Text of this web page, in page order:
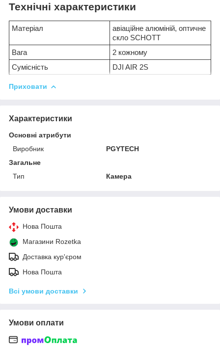
Технічні характеристики
Матеріал
авіаційне алюміній, оптичне
скло SCHOTT
Вага
2 кожному
Сумісність
DJI AIR 2S
Приховати
Характеристики
Основні атрибути
Виробник
PGYTECH
Загальне
Тип
Камера
Умови доставки
Нова Пошта
Магазини Rozetka
Доставка кур'єром
Нова Пошта
Всі умови доставки
Умови оплати